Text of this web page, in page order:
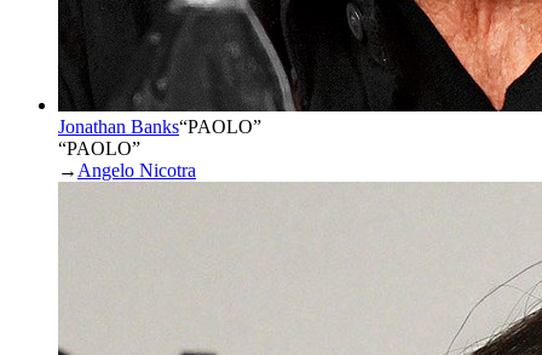
Jonathan Banks“PAOLO”
“PAOLO”
→ Angelo Nicotra